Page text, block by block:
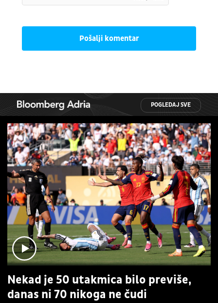
Pošalji komentar
POGLEDAJ SVE
Nekad je 50 utakmica bilo previše,
danas ni 70 nikoga ne čudi